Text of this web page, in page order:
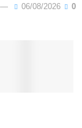
06/08/2026 0